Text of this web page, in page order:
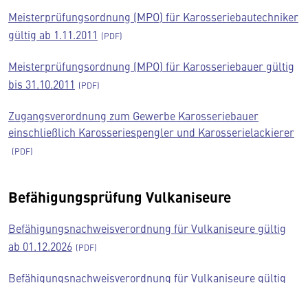
Meisterprüfungsordnung (MPO) für Karosseriebautechniker
gültig ab 1.11.2011
Meisterprüfungsordnung (MPO) für Karosseriebauer gültig
bis 31.10.2011
Zugangsverordnung zum Gewerbe Karosseriebauer
einschließlich Karosseriespengler und Karosserielackierer
Befähigungsprüfung Vulkaniseure
Befähigungsnachweisverordnung für Vulkaniseure gültig
ab 01.12.2026
Befähigungsnachweisverordnung für Vulkaniseure gültig